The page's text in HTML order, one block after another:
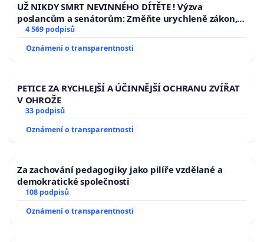
UŽ NIKDY SMRT NEVINNÉHO DÍTĚTE ! Výzva
poslancům a senátorům: Změňte urychleně zákon,
aby se tragédie malé Viktorky už nemohla opakovat!
4 569 podpisů
Oznámení o transparentnosti
PETICE ZA RYCHLEJŠÍ A ÚČINNĚJŠÍ OCHRANU ZVÍŘAT
V OHROŽE
33 podpisů
Oznámení o transparentnosti
Za zachování pedagogiky jako pilíře vzdělané a
demokratické společnosti
108 podpisů
Oznámení o transparentnosti